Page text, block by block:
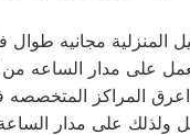
المنزلية مجانيه
على مدار الساعه
المراكز المتخصصه
على مدار الساعة